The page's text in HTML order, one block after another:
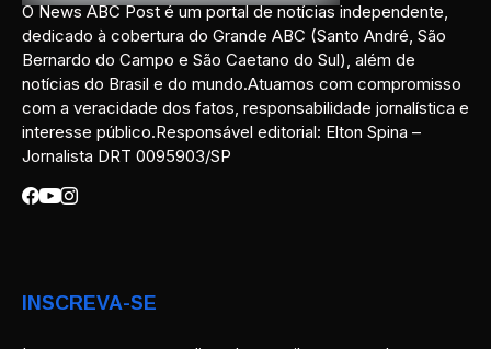
O News ABC Post é um portal de notícias independente,
dedicado à cobertura do Grande ABC (Santo André, São
Bernardo do Campo e São Caetano do Sul), além de
notícias do Brasil e do mundo.Atuamos com compromisso
com a veracidade dos fatos, responsabilidade jornalística e
interesse público.Responsável editorial: Elton Spina –
Jornalista DRT 0095903/SP
INSCREVA-SE